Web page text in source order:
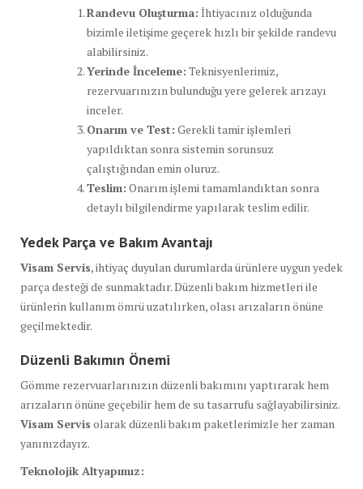
Randevu Oluşturma: İhtiyacınız olduğunda
bizimle iletişime geçerek hızlı bir şekilde randevu
alabilirsiniz.
Yerinde İnceleme: Teknisyenlerimiz,
rezervuarınızın bulunduğu yere gelerek arızayı
inceler.
Onarım ve Test: Gerekli tamir işlemleri
yapıldıktan sonra sistemin sorunsuz
çalıştığından emin oluruz.
Teslim: Onarım işlemi tamamlandıktan sonra
detaylı bilgilendirme yapılarak teslim edilir.
Yedek Parça ve Bakım Avantajı
Visam Servis, ihtiyaç duyulan durumlarda ürünlere uygun yedek
parça desteği de sunmaktadır. Düzenli bakım hizmetleri ile
ürünlerin kullanım ömrü uzatılırken, olası arızaların önüne
geçilmektedir.
Düzenli Bakımın Önemi
Gömme rezervuarlarınızın düzenli bakımını yaptırarak hem
arızaların önüne geçebilir hem de su tasarrufu sağlayabilirsiniz.
Visam Servis olarak düzenli bakım paketlerimizle her zaman
yanınızdayız.
Teknolojik Altyapımız: